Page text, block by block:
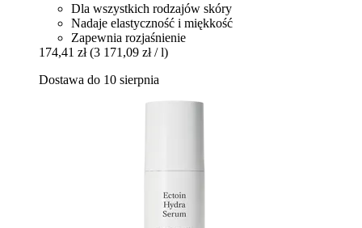
Dla wszystkich rodzajów skóry
Nadaje elastyczność i miękkość
Zapewnia rozjaśnienie
174,41 zł (3 171,09 zł / l)
Dostawa do 10 sierpnia